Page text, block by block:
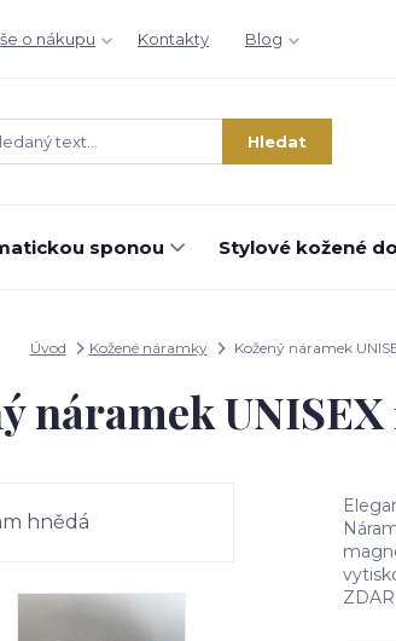
o nákupu Kontakty Blog
Hledat
sponou Stylové kožené
Úvod Kožené náramky Kožený náramek
náramek